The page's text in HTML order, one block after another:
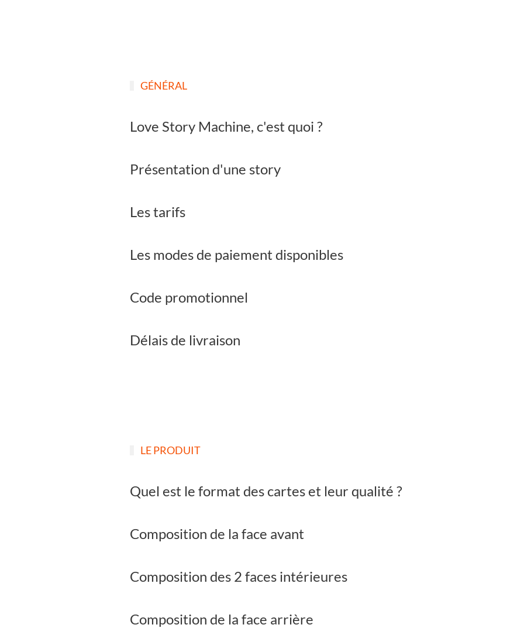
GÉNÉRAL
Love Story Machine, c'est quoi ?
Présentation d'une story
Les tarifs
Les modes de paiement disponibles
Code promotionnel
Délais de livraison
LE PRODUIT
Quel est le format des cartes et leur qualité ?
Composition de la face avant
Composition des 2 faces intérieures
Composition de la face arrière